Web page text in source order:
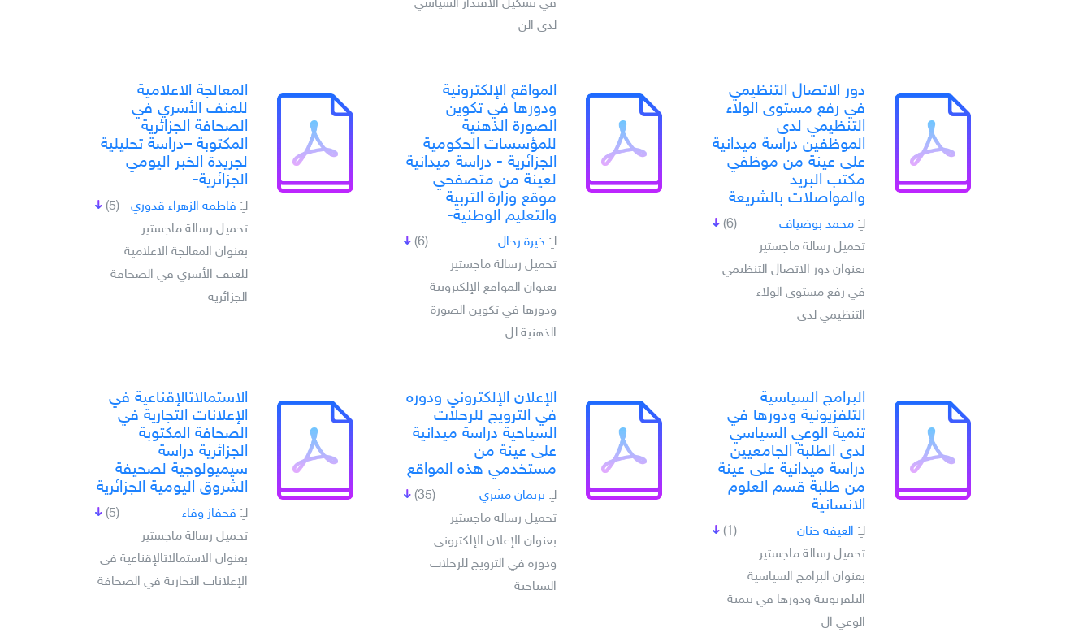
في تشكيل الاقتدار السياسي
لدى الن
دور الاتصال التنظيمي
في رفع مستوى الولاء
التنظيمي لدى
الموظفين دراسة ميدانية
على عينة من موظفي
مكتب البريد
والمواصلات بالشريعة
(6) لـِ: محمد بوضياف
تحميل رسالة ماجستير
بعنوان دور الاتصال التنظيمي
في رفع مستوى الولاء
التنظيمي لدى
المواقع الإلكترونية
ودورها في تكوين
الصورة الذهنية
للمؤسسات الحكومية
الجزائرية - دراسة ميدانية
لعينة من متصفحي
موقع وزارة التربية
والتعليم الوطنية-
(6) لـِ: خيرة رحال
تحميل رسالة ماجستير
بعنوان المواقع الإلكترونية
ودورها في تكوين الصورة
الذهنية لل
المعالجة الاعلامية
للعنف الأسري في
الصحافة الجزائرية
المكتوبة –دراسة تحليلية
لجريدة الخبر اليومي
الجزائرية-
(5) لـِ: فاطمة الزهراء قدوري
تحميل رسالة ماجستير
بعنوان المعالجة الاعلامية
للعنف الأسري في الصحافة
الجزائرية
البرامج السياسية
التلفزيونية ودورها في
تنمية الوعي السياسي
لدى الطلبة الجامعيين
دراسة ميدانية على عينة
من طلبة قسم العلوم
الانسانية
(1) لـِ: العيفة حنان
تحميل رسالة ماجستير
بعنوان البرامج السياسية
التلفزيونية ودورها في تنمية
الوعي ال
الإعلان الإلكتروني ودوره
في الترويج للرحلات
السياحية دراسة ميدانية
على عينة من
مستخدمي هذه المواقع
(35) لـِ: نريمان مشري
تحميل رسالة ماجستير
بعنوان الإعلان الإلكتروني
ودوره في الترويج للرحلات
السياحية
الاستمالاتالإقناعية في
الإعلانات التجارية في
الصحافة المكتوبة
الجزائرية دراسة
سيميولوجية لصحيفة
الشروق اليومية الجزائرية
(5) لـِ: قحفاز وفاء
تحميل رسالة ماجستير
بعنوان الاستمالاتالإقناعية في
الإعلانات التجارية في الصحافة